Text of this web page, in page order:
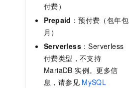
付费）
Prepaid ：预付费（包年包
月）
Serverless ：Serverless
付费类型，不支持
MariaDB 实例。更多信
息，请参见 MySQL